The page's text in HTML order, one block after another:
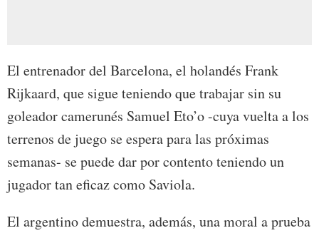
El entrenador del Barcelona, el holandés Frank
Rijkaard, que sigue teniendo que trabajar sin su
goleador camerunés Samuel Eto’o -cuya vuelta a los
terrenos de juego se espera para las próximas
semanas- se puede dar por contento teniendo un
jugador tan eficaz como Saviola.
El argentino demuestra, además, una moral a prueba